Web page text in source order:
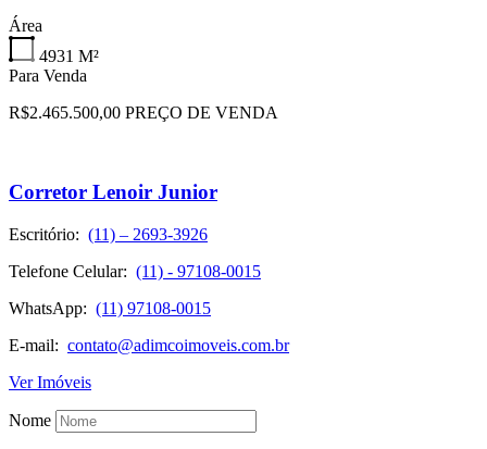
Área
4931 M²
Para Venda
R$2.465.500,00 PREÇO DE VENDA
Corretor Lenoir Junior
Escritório: (11) – 2693-3926
Telefone Celular: (11) - 97108-0015
WhatsApp: (11) 97108-0015
E-mail: contato@adimcoimoveis.com.br
Ver Imóveis
Nome